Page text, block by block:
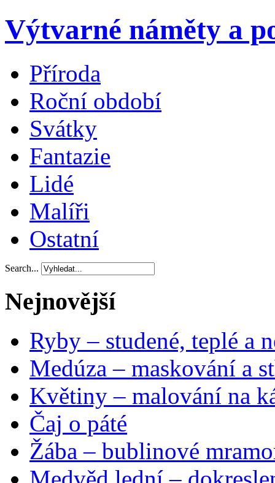
Výtvarné náměty a
Příroda
Roční období
Svátky
Fantazie
Lidé
Malíři
Ostatní
Search...
Nejnovější
Ryby – studené, teplé a
Medúza – maskování a
Květiny – malování na
Čaj o páté
Žába – bublinové